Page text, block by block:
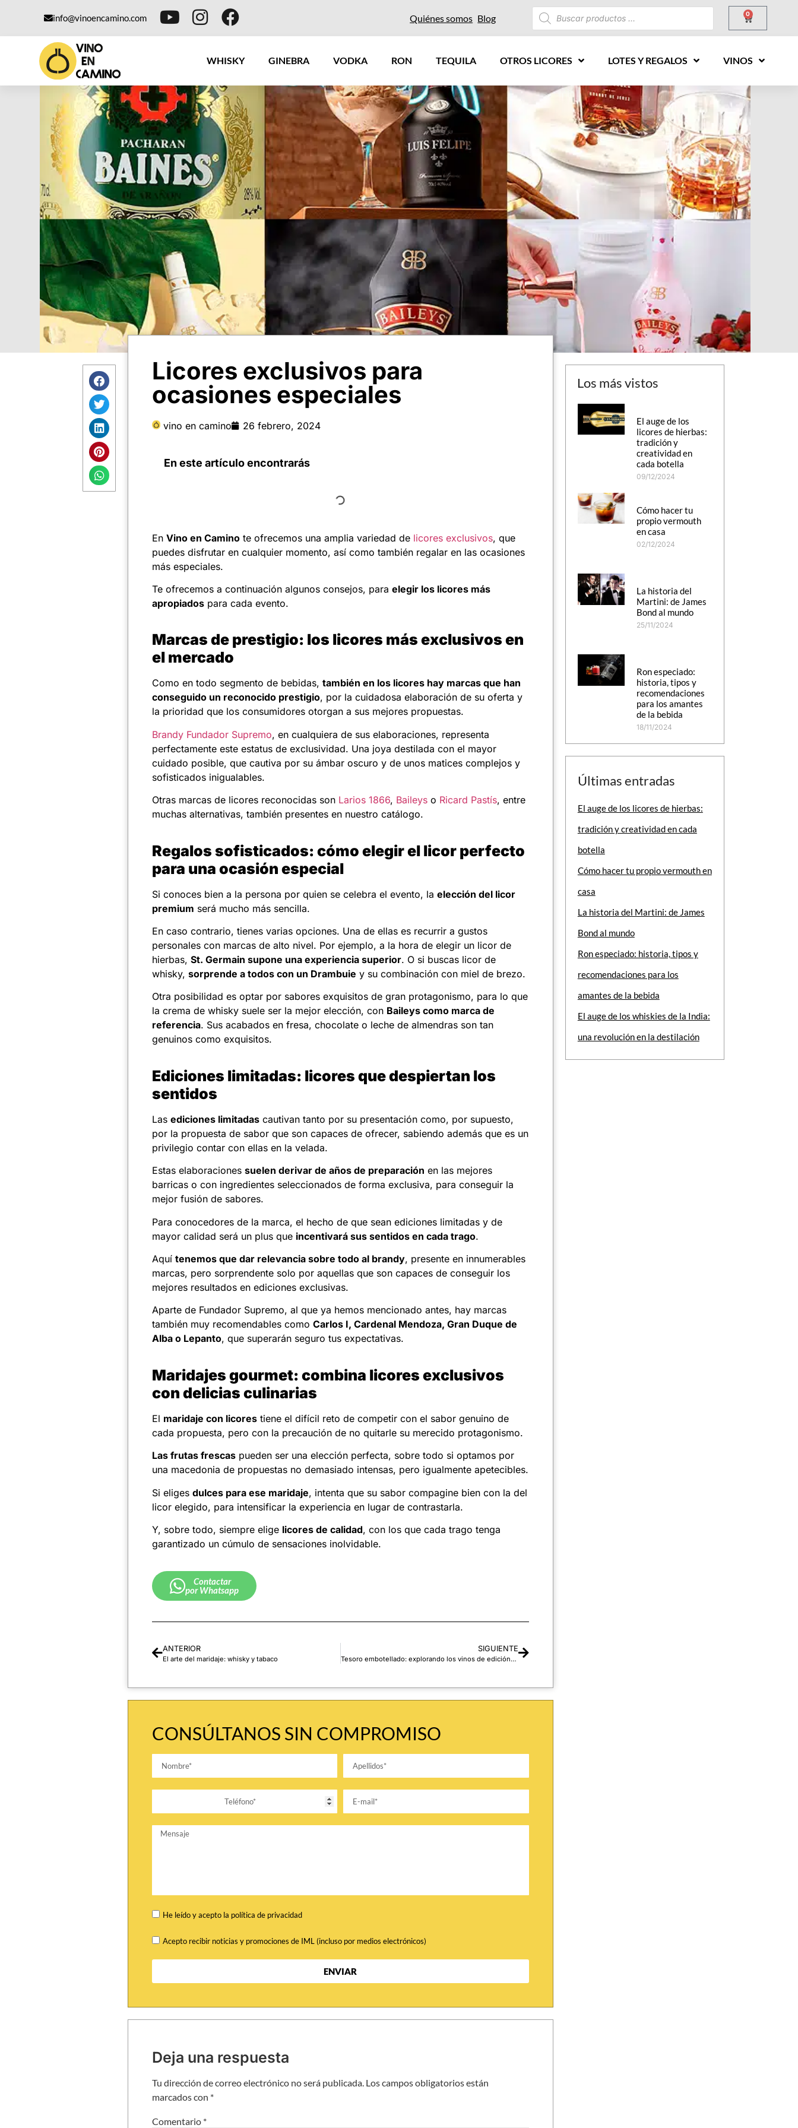
info@vinoencamino.com Quiénes somos Blog 0
WHISKY GINEBRA VODKA RON TEQUILA OTROS LICORES LOTES Y REGALOS VINOS
Licores exclusivos para
ocasiones especiales
vino en camino 26 febrero, 2024
En este artículo encontrarás
EnVino en Camino te ofrecemos una amplia variedad de licores exclusivos, que
puedes disfrutar en cualquier momento, así como también regalar en las ocasiones
más especiales.
Te ofrecemos a continuación algunos consejos, paraelegir los licores más
apropiados para cada evento.
Marcas de prestigio: los licores más exclusivos en
el mercado
Como en todo segmento de bebidas,también en los licores hay marcas que han
conseguido un reconocido prestigio, por la cuidadosa elaboración de su oferta y
la prioridad que los consumidores otorgan a sus mejores propuestas.
Brandy Fundador Supremo, en cualquiera de sus elaboraciones, representa
perfectamente este estatus de exclusividad. Una joya destilada con el mayor
cuidado posible, que cautiva por su ámbar oscuro y de unos matices complejos y
sofisticados inigualables.
Otras marcas de licores reconocidas son Larios 1866, Baileys o Ricard Pastís, entre
muchas alternativas, también presentes en nuestro catálogo.
Regalos sofisticados: cómo elegir el licor perfecto
para una ocasión especial
Si conoces bien a la persona por quien se celebra el evento, laelección del licor
premium será mucho más sencilla.
En caso contrario, tienes varias opciones. Una de ellas es recurrir a gustos
personales con marcas de alto nivel. Por ejemplo, a la hora de elegir un licor de
hierbas,St. Germain supone una experiencia superior. O si buscas licor de
whisky,sorprende a todos con un Drambuie y su combinación con miel de brezo.
Otra posibilidad es optar por sabores exquisitos de gran protagonismo, para lo que
la crema de whisky suele ser la mejor elección, con Baileys como marca de
referencia. Sus acabados en fresa, chocolate o leche de almendras son tan
genuinos como exquisitos.
Ediciones limitadas: licores que despiertan los
sentidos
Lasediciones limitadas cautivan tanto por su presentación como, por supuesto,
por la propuesta de sabor que son capaces de ofrecer, sabiendo además que es un
privilegio contar con ellas en la velada.
Estas elaboracionessuelen derivar de años de preparación en las mejores
barricas o con ingredientes seleccionados de forma exclusiva, para conseguir la
mejor fusión de sabores.
Para conocedores de la marca, el hecho de que sean ediciones limitadas y de
mayor calidad será un plus que incentivará sus sentidos en cada trago.
Aquítenemos que dar relevancia sobre todo al brandy, presente en innumerables
marcas, pero sorprendente solo por aquellas que son capaces de conseguir los
mejores resultados en ediciones exclusivas.
Aparte de Fundador Supremo, al que ya hemos mencionado antes, hay marcas
también muy recomendables comoCarlos I, Cardenal Mendoza, Gran Duque de
Alba o Lepanto, que superarán seguro tus expectativas.
Maridajes gourmet: combina licores exclusivos
con delicias culinarias
El maridaje con licores tiene el difícil reto de competir con el sabor genuino de
cada propuesta, pero con la precaución de no quitarle su merecido protagonismo.
Las frutas frescas pueden ser una elección perfecta, sobre todo si optamos por
una macedonia de propuestas no demasiado intensas, pero igualmente apetecibles.
Si eligesdulces para ese maridaje, intenta que su sabor compagine bien con la del
licor elegido, para intensificar la experiencia en lugar de contrastarla.
Y, sobre todo, siempre elige licores de calidad, con los que cada trago tenga
garantizado un cúmulo de sensaciones inolvidable.
Contactar
por Whatsapp
ANTERIOR
El arte del maridaje: whisky y tabaco
SIGUIENTE
Tesoro embotellado: explorando los vinos de edición limitada
Los más vistos
El auge de los
licores de hierbas:
tradición y
creatividad en
cada botella
09/12/2024
Cómo hacer tu
propio vermouth
en casa
02/12/2024
La historia del
Martini: de James
Bond al mundo
25/11/2024
Ron especiado:
historia, tipos y
recomendaciones
para los amantes
de la bebida
18/11/2024
Últimas entradas
El auge de los licores de hierbas:
tradición y creatividad en cada
botella
Cómo hacer tu propio vermouth en
casa
La historia del Martini: de James
Bond al mundo
Ron especiado: historia, tipos y
recomendaciones para los
amantes de la bebida
El auge de los whiskies de la India:
una revolución en la destilación
CONSÚLTANOS SIN COMPROMISO
He leído y acepto la política de privacidad
Acepto recibir noticias y promociones de IML (incluso por medios electrónicos)
ENVIAR
Deja una respuesta
Tu dirección de correo electrónico no será publicada. Los campos obligatorios están
marcados con *
Comentario *